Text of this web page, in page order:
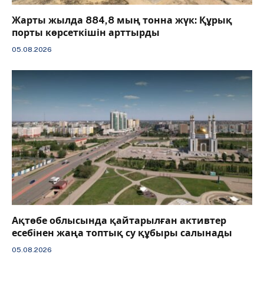
Жарты жылда 884,8 мың тонна жүк: Құрық
порты көрсеткішін арттырды
05.08.2026
Ақтөбе облысында қайтарылған активтер
есебінен жаңа топтық су құбыры салынады
05.08.2026